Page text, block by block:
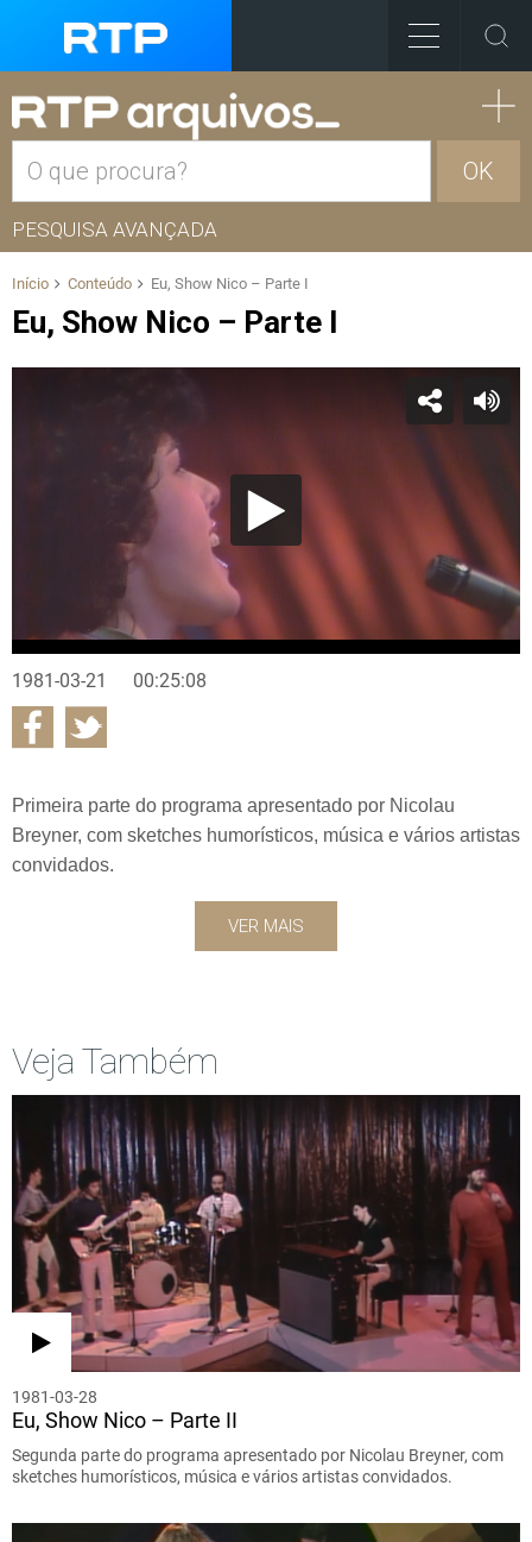
OK
PESQUISA AVANÇADA
Início Conteúdo Eu, Show Nico – Parte I
Eu, Show Nico – Parte I
1981-03-21 00:25:08
Primeira parte do programa apresentado por Nicolau
Breyner, com sketches humorísticos, música e vários artistas
convidados.
VER MAIS
Veja Também
1981-03-28
Eu, Show Nico – Parte II
Segunda parte do programa apresentado por Nicolau Breyner, com
sketches humorísticos, música e vários artistas convidados.